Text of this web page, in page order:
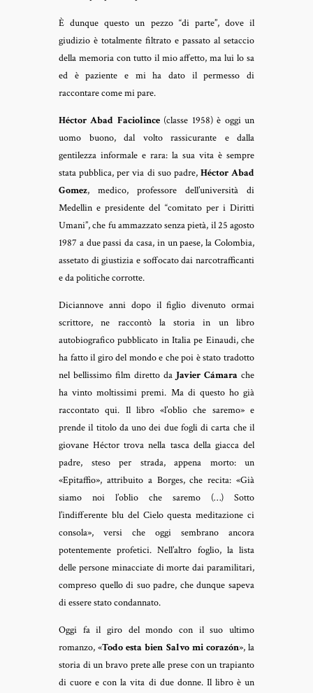
È dunque questo un pezzo “di parte”, dove il
giudizio è totalmente filtrato e passato al setaccio
della memoria con tutto il mio affetto, ma lui lo sa
ed è paziente e mi ha dato il permesso di
raccontare come mi pare.
Héctor Abad Faciolince(classe 1958) è oggi un
uomo buono, dal volto rassicurante e dalla
gentilezza informale e rara: la sua vita è sempre
stata pubblica, per via di suo padre, Héctor Abad
Gomez, medico, professore dell’università di
Medellin e presidente del “comitato per i Diritti
Umani”, che fu ammazzato senza pietà, il 25 agosto
1987 a due passi da casa, in un paese, la Colombia,
assetato di giustizia e soffocato dai narcotrafficanti
e da politiche corrotte.
Diciannove anni dopo il figlio divenuto ormai
scrittore, ne raccontò la storia in un libro
autobiografico pubblicato in Italia pe Einaudi, che
ha fatto il giro del mondo e che poi è stato tradotto
nel bellissimo film diretto da Javier Cámara che
ha vinto moltissimi premi. Ma di questo ho già
raccontato qui. Il libro «l’oblio che saremo» e
prende il titolo da uno dei due fogli di carta che il
giovane Héctor trova nella tasca della giacca del
padre, steso per strada, appena morto: un
«Epitaffio», attribuito a Borges, che recita: «Già
siamo noi l’oblio che saremo (…) Sotto
l’indifferente blu del Cielo questa meditazione ci
consola», versi che oggi sembrano ancora
potentemente profetici. Nell’altro foglio, la lista
delle persone minacciate di morte dai paramilitari,
compreso quello di suo padre, che dunque sapeva
di essere stato condannato.
Oggi fa il giro del mondo con il suo ultimo
romanzo, «Todo esta bien Salvo mi corazón», la
storia di un bravo prete alle prese con un trapianto
di cuore e con la vita di due donne. Il libro è un